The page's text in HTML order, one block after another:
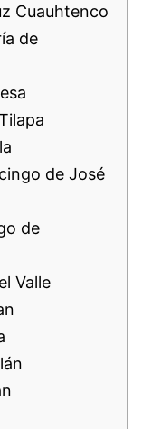
Cuauhtenco
de
de José
de
Valle